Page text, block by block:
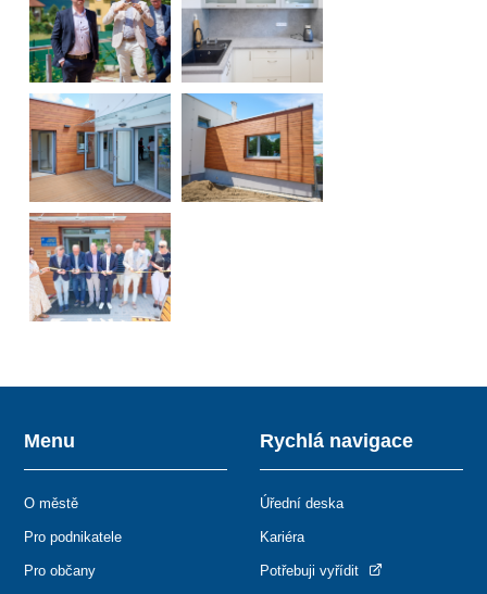
Menu
O městě
Pro podnikatele
Pro občany
Rychlá navigace
Úřední deska
Kariéra
Potřebuji vyřídit